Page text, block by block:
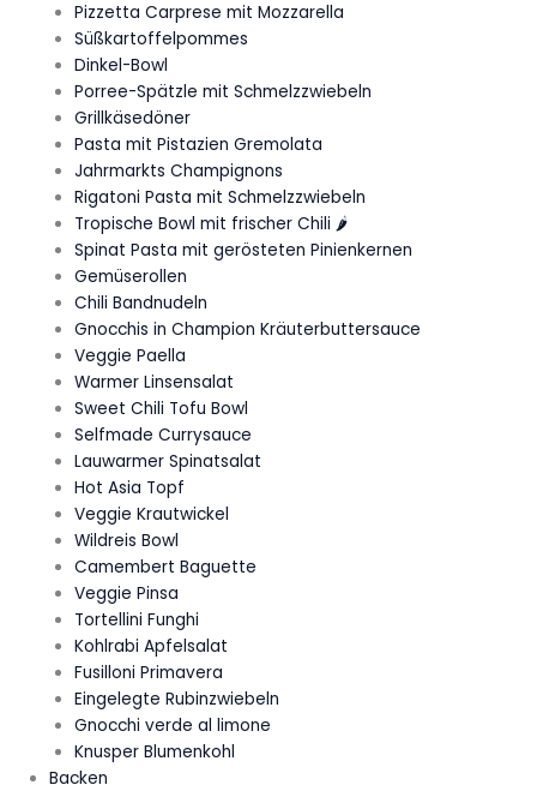
Pizzetta Carprese mit Mozzarella
Süßkartoffelpommes
Dinkel-Bowl
Porree-Spätzle mit Schmelzzwiebeln
Grillkäsedöner
Pasta mit Pistazien Gremolata
Jahrmarkts Champignons
Rigatoni Pasta mit Schmelzzwiebeln
Tropische Bowl mit frischer Chili 🌶️
Spinat Pasta mit gerösteten Pinienkernen
Gemüserollen
Chili Bandnudeln
Gnocchis in Champion Kräuterbuttersauce
Veggie Paella
Warmer Linsensalat
Sweet Chili Tofu Bowl
Selfmade Currysauce
Lauwarmer Spinatsalat
Hot Asia Topf
Veggie Krautwickel
Wildreis Bowl
Camembert Baguette
Veggie Pinsa
Tortellini Funghi
Kohlrabi Apfelsalat
Fusilloni Primavera
Eingelegte Rubinzwiebeln
Gnocchi verde al limone
Knusper Blumenkohl
Backen